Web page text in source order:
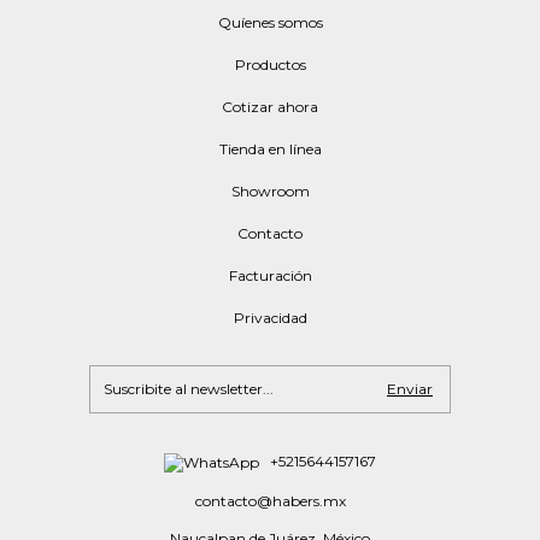
Quíenes somos
Productos
Cotizar ahora
Tienda en línea
Showroom
Contacto
Facturación
Privacidad
+5215644157167
contacto@habers.mx